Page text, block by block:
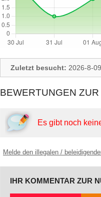
Zuletzt besucht: 2026-8-09
BEWERTUNGEN
Es gibt noch
Melde den illegalen /
IHR KOMMENTAR ZUR